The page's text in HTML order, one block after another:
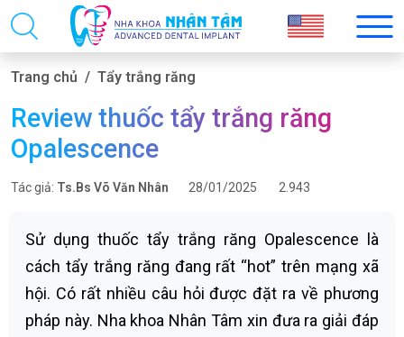
Trang chủ Tẩy trắng răng
Review thuốc tẩy trắng răng
Opalescence
Tác giả: Ts.Bs Võ Văn Nhân 28/01/2025 2.943
Sử dụng thuốc tẩy trắng răng Opalescence là
cách tẩy trắng răng đang rất “hot” trên mạng xã
hội. Có rất nhiều câu hỏi được đặt ra về phương
pháp này. Nha khoa Nhân Tâm xin đưa ra giải đáp